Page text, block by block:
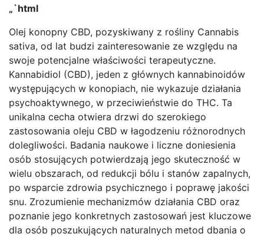
„`html
Olej konopny CBD, pozyskiwany z rośliny Cannabis
sativa, od lat budzi zainteresowanie ze względu na
swoje potencjalne właściwości terapeutyczne.
Kannabidiol (CBD), jeden z głównych kannabinoidów
występujących w konopiach, nie wykazuje działania
psychoaktywnego, w przeciwieństwie do THC. Ta
unikalna cecha otwiera drzwi do szerokiego
zastosowania oleju CBD w łagodzeniu różnorodnych
dolegliwości. Badania naukowe i liczne doniesienia
osób stosujących potwierdzają jego skuteczność w
wielu obszarach, od redukcji bólu i stanów zapalnych,
po wsparcie zdrowia psychicznego i poprawę jakości
snu. Zrozumienie mechanizmów działania CBD oraz
poznanie jego konkretnych zastosowań jest kluczowe
dla osób poszukujących naturalnych metod dbania o